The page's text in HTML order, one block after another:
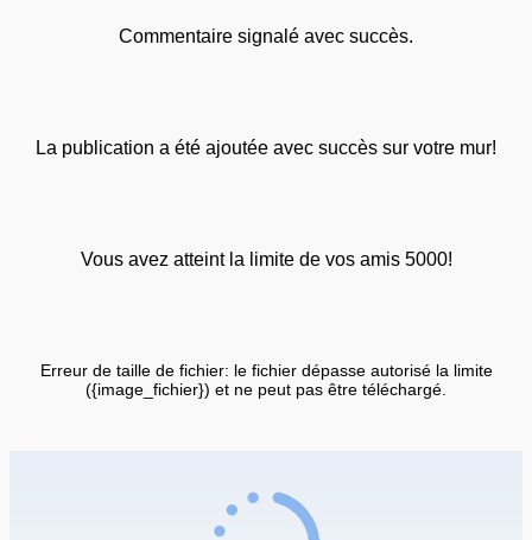
Commentaire signalé avec succès.
La publication a été ajoutée avec succès sur votre mur!
Vous avez atteint la limite de vos amis 5000!
Erreur de taille de fichier: le fichier dépasse autorisé la limite
({image_fichier}) et ne peut pas être téléchargé.